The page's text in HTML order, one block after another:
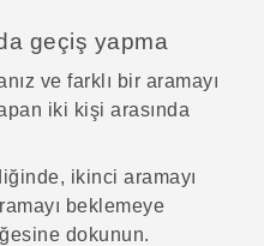
geçiş yapma
ve farklı bir aramayı
iki kişi arasında
ikinci aramayı
beklemeye
dokunun.